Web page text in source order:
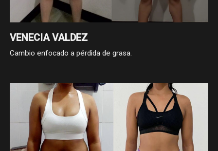
VENECIA VALDEZ
Cambio enfocado a pérdida de grasa.